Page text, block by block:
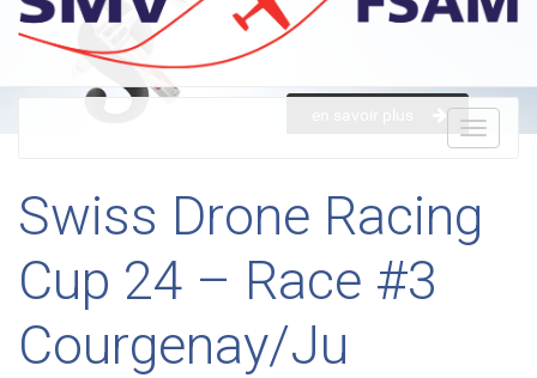
Swiss Drone Racing
Cup 24 – Race #3
Courgenay/Ju